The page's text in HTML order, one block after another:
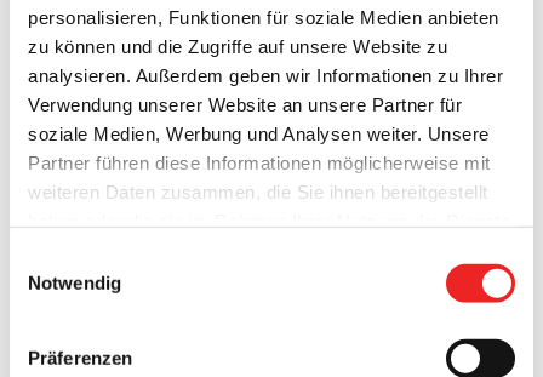
personalisieren, Funktionen für soziale Medien anbieten
zu können und die Zugriffe auf unsere Website zu
analysieren. Außerdem geben wir Informationen zu Ihrer
Verwendung unserer Website an unsere Partner für
soziale Medien, Werbung und Analysen weiter. Unsere
Partner führen diese Informationen möglicherweise mit
weiteren Daten zusammen, die Sie ihnen bereitgestellt
werden auch bei der Auswahl von
gesetzt.
Notwendig
Präferenzen
Matthias Dierks ist neuer Vorsitzender des
Gemeindeelternrates!
Der Gemeindeelternrat der Gemeinde Barßel hat einen
neuen Vorstand gewählt. Zusammengesetzt ist der
Gemeindeelternrat aus Elternvertretern sämtlicher auf dem
Gebiet der Gemeinde Barßel befindlichen Schulen.
Einstimmig zum neuen Vorsitzenden des Gremiums gewählt
wurde Matthias Dierks (Elternvertreter der Integrierten
Gesamtschule (IGS) Barßel). Ebenfalls einstimmig verliefen
die übrigen Wahlen: Stellvertretender Vorsitzender ist